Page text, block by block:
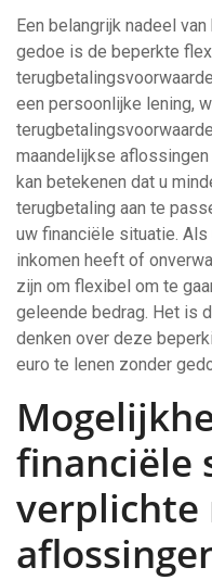
Een belangrijk nadeel
gedoe is de beperkte
een persoonlijke lening,
maandelijkse
kan betekenen dat u
terugbetaling aan te
uw financiële situatie.
inkomen heeft of
zijn om flexibel om te
geleende bedrag. Het is
denken over deze
euro te lenen zonder
financiële
verplichte